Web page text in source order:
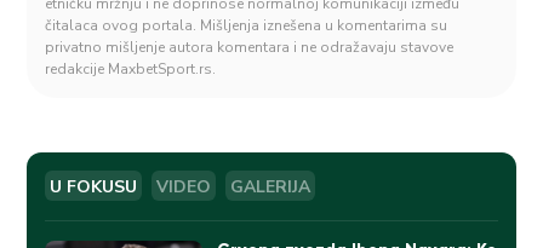
čitalaca ovog portala. Mišljenja iznešena u komentarima su
privatno mišljenje autora komentara i ne odražavaju stavove
redakcije MaxbetSport.rs.
U FOKUSU VIDEO GALERIJA